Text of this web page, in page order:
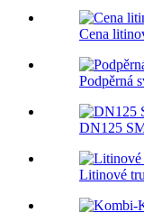
Cena
Podpěrná
DN125
Litinové